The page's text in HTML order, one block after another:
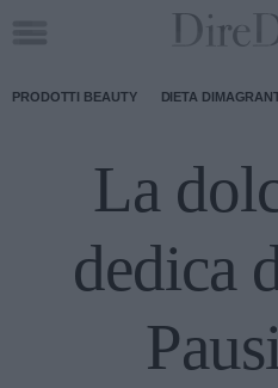
PRODOTTI BEAUTY DIETA
La
dedica